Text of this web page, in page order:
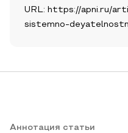
URL: https://apni.ru/
sistemno-
Аннотация статьи